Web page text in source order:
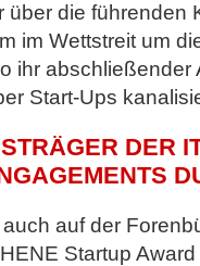
über die führenden
im Wettstreit um
ihr abschließender
Start-Ups
DER
auf der
Startup